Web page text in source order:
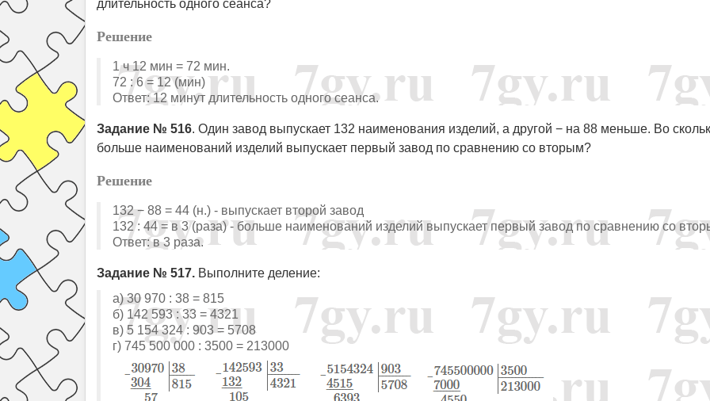
длительность одного сеанса?
Решение
1 ч 12 мин = 72 мин.
72 : 6 = 12 (мин)
Ответ: 12 минут длительность одного сеанса.
Задание № 516. Один завод выпускает 132 наименования изделий, а другой − на 88 меньше. Во
больше наименований изделий выпускает первый завод по сравнению со вторым?
Решение
132 − 88 = 44 (н.) - выпускает второй завод
132 : 44 = в 3 (раза) - больше наименований изделий выпускает первый завод по сравнению со
Ответ: в 3 раза.
Задание № 517. Выполните деление:
а) 30 970 : 38 = 815
б) 142 593 : 33 = 4321
в) 5 154 324 : 903 = 5708
г) 745 500 000 : 3500 = 213000